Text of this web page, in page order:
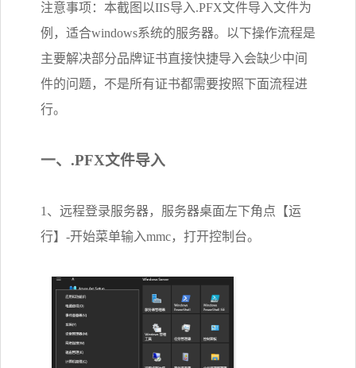
注意事项：本截图以IIS导入.PFX文件导入文件为
例，适合windows系统的服务器。以下操作流程是
主要解决部分品牌证书直接快捷导入会缺少中间
件的问题，不是所有证书都需要按照下面流程进
行。
一、.PFX文件导入
1、远程登录服务器，服务器桌面左下角点【运
行】-开始菜单输入mmc，打开控制台。